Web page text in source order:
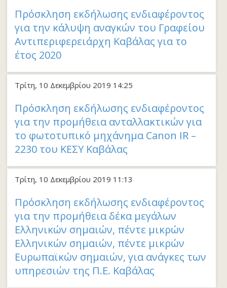
Πρόσκληση εκδήλωσης ενδιαφέροντος
για την κάλυψη αναγκών του Γραφείου
Αντιπεριφερειάρχη Καβάλας για το
έτος 2020
Τρίτη, 10 Δεκεμβρίου 2019 14:25
Πρόσκληση εκδήλωσης ενδιαφέροντος
για την προμήθεια ανταλλακτικών για
το φωτοτυπικό μηχάνημα Canon IR –
2230 του ΚΕΣΥ Καβάλας
Τρίτη, 10 Δεκεμβρίου 2019 11:13
Πρόσκληση εκδήλωσης ενδιαφέροντος
για την προμήθεια δέκα μεγάλων
Ελληνικών σημαιών, πέντε μικρών
Ελληνικών σημαιών, πέντε μικρών
Ευρωπαϊκών σημαιών, για ανάγκες των
υπηρεσιών της Π.Ε. Καβάλας